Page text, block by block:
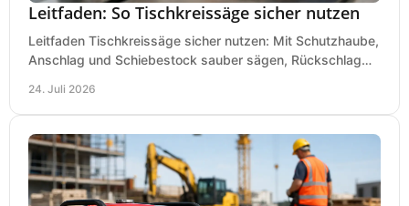
Leitfaden: So Tischkreissäge sicher nutzen
Leitfaden Tischkreissäge sicher nutzen: Mit Schutzhaube,
Anschlag und Schiebestock sauber sägen, Rückschlag
24. Juli 2026